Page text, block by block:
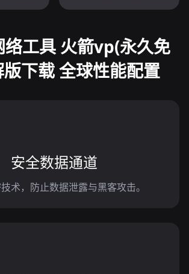
络工具 火箭vp(永久免
下载 全球性能配置
安全数据通道
术，防止数据泄露与黑客攻击。